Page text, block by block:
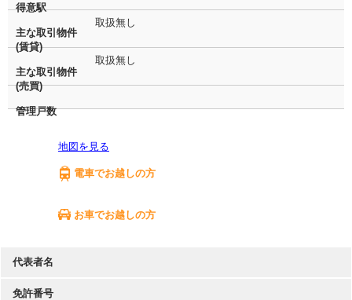
得意駅
主な取引物件
(賃貸)
取扱無し
主な取引物件
(売買)
取扱無し
管理戸数
地図を見る
電車でお越しの方
お車でお越しの方
代表者名
免許番号